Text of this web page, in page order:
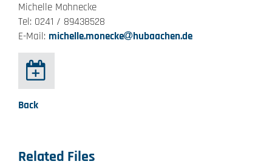
Michelle Mohnecke
Tel: 0241 / 89438528
E-Mail: michelle.monecke hubaachen.de
Back
Related Files